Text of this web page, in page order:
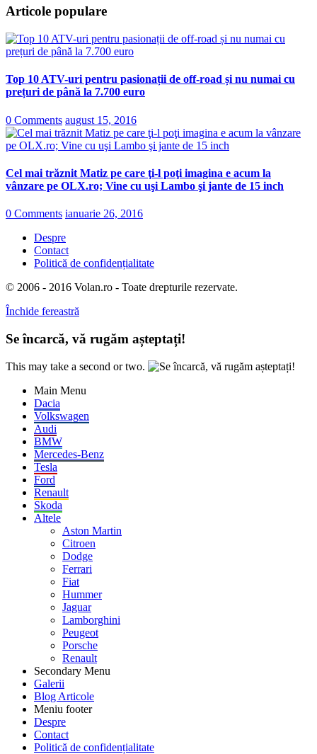
Articole populare
Top 10 ATV-uri pentru pasionații de off-road și nu numai cu
prețuri de până la 7.700 euro
0 Comments august 15, 2016
Cel mai trăznit Matiz pe care ţi-l poţi imagina e acum la
vânzare pe OLX.ro; Vine cu uşi Lambo şi jante de 15 inch
0 Comments ianuarie 26, 2016
Despre
Contact
Politică de confidențialitate
© 2006 - 2016 Volan.ro - Toate drepturile rezervate.
Închide fereastră
Se încarcă, vă rugăm așteptați!
This may take a second or two.
Main Menu
Dacia
Volkswagen
Audi
BMW
Mercedes-Benz
Tesla
Ford
Renault
Skoda
Altele
Aston Martin
Citroen
Dodge
Ferrari
Fiat
Hummer
Jaguar
Lamborghini
Peugeot
Porsche
Renault
Secondary Menu
Galerii
Blog Articole
Meniu footer
Despre
Contact
Politică de confidențialitate